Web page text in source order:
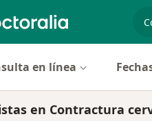
en línea
en Contractura